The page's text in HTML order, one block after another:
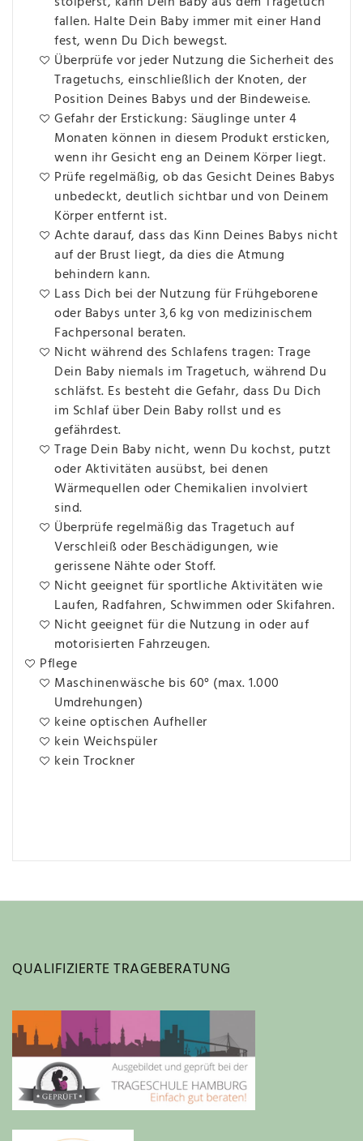
fallen. Halte Dein Baby immer mit einer Hand
fest, wenn Du Dich bewegst.
Überprüfe vor jeder Nutzung die Sicherheit des
Tragetuchs, einschließlich der Knoten, der
Position Deines Babys und der Bindeweise.
Gefahr der Erstickung: Säuglinge unter 4
Monaten können in diesem Produkt ersticken,
wenn ihr Gesicht eng an Deinem Körper liegt.
Prüfe regelmäßig, ob das Gesicht Deines Babys
unbedeckt, deutlich sichtbar und von Deinem
Körper entfernt ist.
Achte darauf, dass das Kinn Deines Babys nicht
auf der Brust liegt, da dies die Atmung
behindern kann.
Lass Dich bei der Nutzung für Frühgeborene
oder Babys unter 3,6 kg von medizinischem
Fachpersonal beraten.
Nicht während des Schlafens tragen: Trage
Dein Baby niemals im Tragetuch, während Du
schläfst. Es besteht die Gefahr, dass Du Dich
im Schlaf über Dein Baby rollst und es
gefährdest.
Trage Dein Baby nicht, wenn Du kochst, putzt
oder Aktivitäten ausübst, bei denen
Wärmequellen oder Chemikalien involviert
sind.
Überprüfe regelmäßig das Tragetuch auf
Verschleiß oder Beschädigungen, wie
gerissene Nähte oder Stoff.
Nicht geeignet für sportliche Aktivitäten wie
Laufen, Radfahren, Schwimmen oder Skifahren.
Nicht geeignet für die Nutzung in oder auf
motorisierten Fahrzeugen.
Pflege
Maschinenwäsche bis 60° (max. 1.000
Umdrehungen)
keine optischen Aufheller
kein Weichspüler
kein Trockner
QUALIFIZIERTE TRAGEBERATUNG